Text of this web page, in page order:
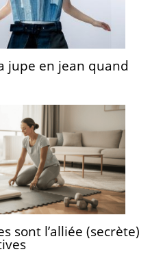
jupe en jean quand
sont l’alliée (secrète)